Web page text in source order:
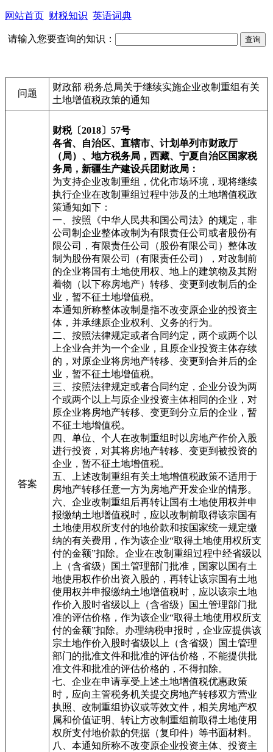
网站首页 财税知识 英语词典
请输入您要查询的知识：
问题
财政部 税务总局关于继续实施企业改制重组有关
土地增值税政策的通知
答案
财税〔2018〕57号
各省、自治区、直辖市、计划单列市财政厅
（局）、地方税务局，西藏、宁夏自治区国家税
务局，新疆生产建设兵团财政局：
为支持企业改制重组，优化市场环境，现将继续
执行企业在改制重组过程中涉及的土地增值税政
策通知如下：
一、按照《中华人民共和国公司法》的规定，非
公司制企业整体改制为有限责任公司或者股份有
限公司，有限责任公司（股份有限公司）整体改
制为股份有限公司（有限责任公司），对改制前
的企业将国有土地使用权、地上的建筑物及其附
着物（以下称房地产）转移、变更到改制后的企
业，暂不征土地增值税。
本通知所称整体改制是指不改变原企业的投资主
体，并承继原企业权利、义务的行为。
二、按照法律规定或者合同约定，两个或两个以
上企业合并为一个企业，且原企业投资主体存续
的，对原企业将房地产转移、变更到合并后的企
业，暂不征土地增值税。
三、按照法律规定或者合同约定，企业分设为两
个或两个以上与原企业投资主体相同的企业，对
原企业将房地产转移、变更到分立后的企业，暂
不征土地增值税。
四、单位、个人在改制重组时以房地产作价入股
进行投资，对其将房地产转移、变更到被投资的
企业，暂不征土地增值税。
五、上述改制重组有关土地增值税政策不适用于
房地产转移任意一方为房地产开发企业的情形。
六、企业改制重组后再转让国有土地使用权并申
报缴纳土地增值税时，应以改制前取得该宗国有
土地使用权所支付的地价款和按国家统一规定缴
纳的有关费用，作为该企业“取得土地使用权所支
付的金额”扣除。企业在改制重组过程中经省级以
上（含省级）国土管理部门批准，国家以国有土
地使用权作价出资入股的，再转让该宗国有土地
使用权并申报缴纳土地增值税时，应以该宗土地
作价入股时省级以上（含省级）国土管理部门批
准的评估价格，作为该企业“取得土地使用权所支
付的金额”扣除。办理纳税申报时，企业应提供该
宗土地作价入股时省级以上（含省级）国土管理
部门的批准文件和批准的评估价格，不能提供批
准文件和批准的评估价格的，不得扣除。
七、企业在申请享受上述土地增值税优惠政策
时，应向主管税务机关提交房地产转移双方营业
执照、改制重组协议或等效文件，相关房地产权
属和价值证明、转让方改制重组前取得土地使用
权所支付地价款的凭据（复印件）等书面材料。
八、本通知所称不改变原企业投资主体、投资主